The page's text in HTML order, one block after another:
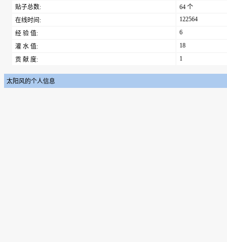
贴子总数:
64 个
在线时间:
122564
经 验 值:
6
灌 水 值:
18
贡 献 度:
1
太阳风的个人信息